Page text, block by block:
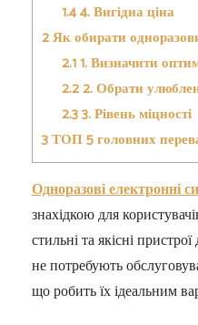
1.44. Вигідна ціна
2Як обирати
2.11. Визначити
2.22. Обрати
2.33. Рівень міцності
3ТОП 5 головних
Одноразові електронні
знахідкою для
стильні та якісні
не потребують
що робить їх ідеальним